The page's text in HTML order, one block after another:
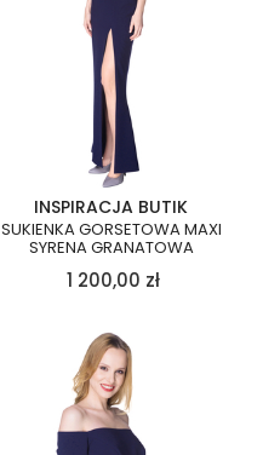
INSPIRACJA BUTIK
SUKIENKA GORSETOWA MAXI
SYRENA GRANATOWA
1 200,00 zł